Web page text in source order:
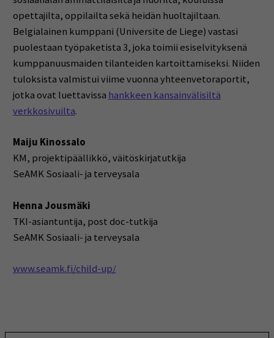
opettajilta, oppilailta sekä heidän huoltajiltaan.
Belgialainen kumppani (Universite de Liege) vastasi
puolestaan työpaketista 3, joka toimii esiselvityksenä
kumppanuusmaiden tilanteiden kartoittamiseksi. Niiden
tuloksista valmistui viime vuonna yhteenvetoraportit,
jotka ovat luettavissa hankkeen kansainvälisiltä
verkkosivuilta.
Maiju Kinossalo
KM, projektipäällikkö, väitöskirjatutkija
SeAMK Sosiaali- ja terveysala
Henna Jousmäki
TKI-asiantuntija, post doc-tutkija
SeAMK Sosiaali- ja terveysala
www.seamk.fi/child-up/